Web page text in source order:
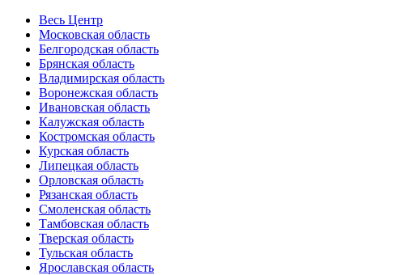
Весь Центр
Московская область
Белгородская область
Брянская область
Владимирская область
Воронежская область
Ивановская область
Калужская область
Костромская область
Курская область
Липецкая область
Орловская область
Рязанская область
Смоленская область
Тамбовская область
Тверская область
Тульская область
Ярославская область